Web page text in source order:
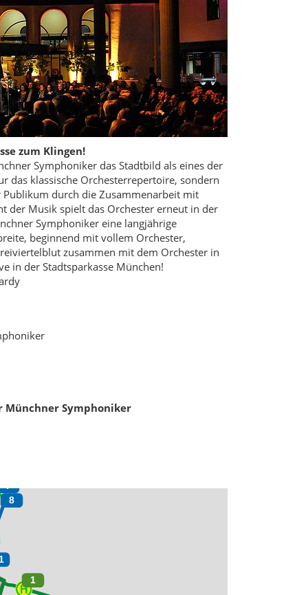
zum Klingen!
Symphoniker das Stadtbild als eines der
das klassische Orchesterrepertoire, sondern
durch die Zusammenarbeit mit
der Musik spielt das Orchester erneut in der
Symphoniker eine langjährige
beginnend mit vollem Orchester,
zusammen mit dem Orchester in
in der Stadtsparkasse München!
Symphoniker